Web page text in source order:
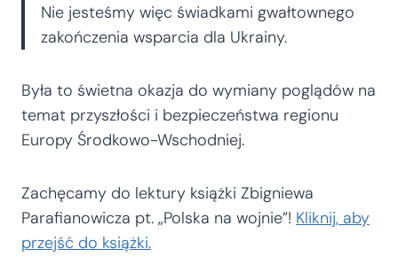
Nie jesteśmy więc świadkami gwałtownego
zakończenia wsparcia dla Ukrainy.
Była to świetna okazja do wymiany poglądów na
temat przyszłości i bezpieczeństwa regionu
Europy Środkowo-Wschodniej.
Zachęcamy do lektury książki Zbigniewa
Parafianowicza pt. „Polska na wojnie”! Kliknij, aby
przejść do książki.